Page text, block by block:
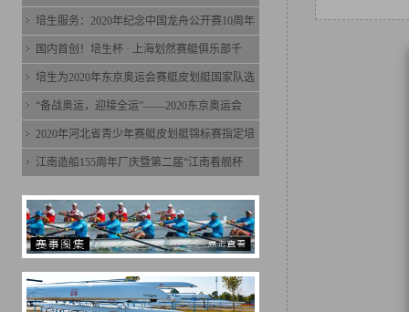
培生服务：2020年纪念中国龙舟公开赛10周年
国内首创！培生杯 · 上海划然赛艇俱乐部千
培生为2020年东京奥运会赛艇皮划艇国家队选
“备战奥运，迎接全运”——2020东京奥运会
2020年河北省青少年赛艇皮划艇锦标赛指定培
江南造船155周年厂庆暨第二届“江南看舰杯